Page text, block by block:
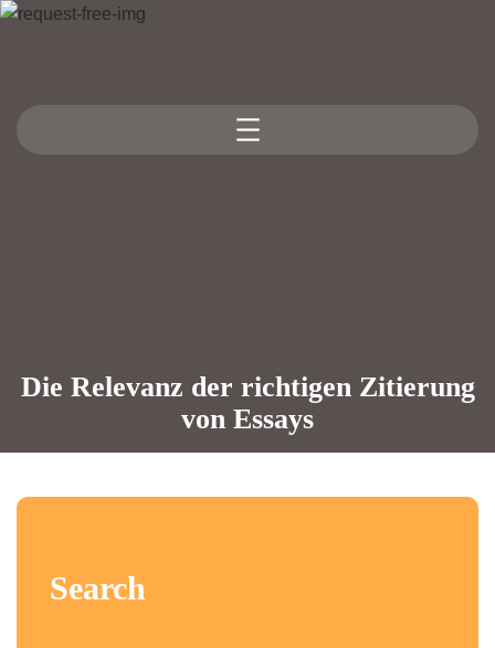
Skip
Die Relevanz der richtigen Zitierung
von Essays
Search